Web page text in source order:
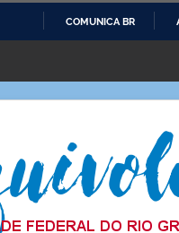
O
CONTEÚDO
COMUNICA BR